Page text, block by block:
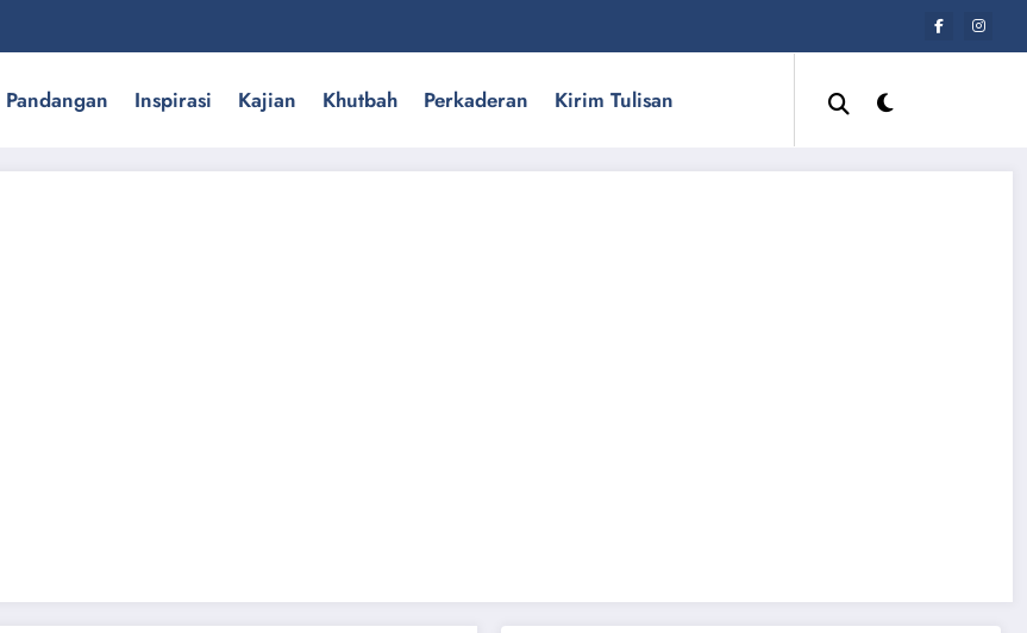
Pandangan Inspirasi Kajian Khutbah Perkaderan Kirim Tulisan